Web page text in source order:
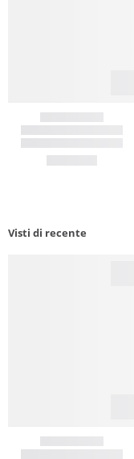
Visti di recente